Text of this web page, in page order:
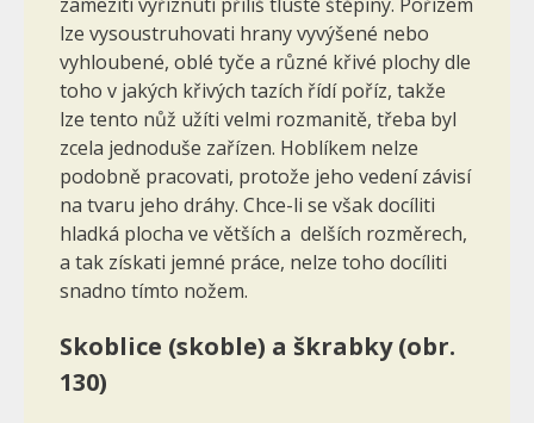
lze vysoustruhovati hrany vyvýšené nebo
vyhloubené, oblé tyče a různé křivé plochy dle
toho v jakých křivých tazích řídí poříz, takže
lze tento nůž užíti velmi rozmanitě, třeba byl
zcela jedno­duše zařízen. Hoblíkem nelze
podobně pracovati, protože jeho vedení zá­visí
na tvaru jeho dráhy. Chce-li se však docíliti
hladká plocha ve větších a delších rozměrech,
a tak získati jemné práce, nelze toho docíliti
snadno tímto nožem.
Skoblice (skoble) a škrabky (obr.
130)